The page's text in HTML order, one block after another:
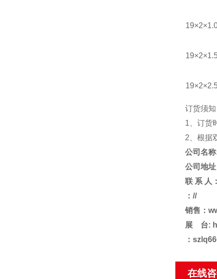
订货须
1、订货
2、根据
公司名
公司地
联 系 人
：//
销售：
展 台:
：
在线